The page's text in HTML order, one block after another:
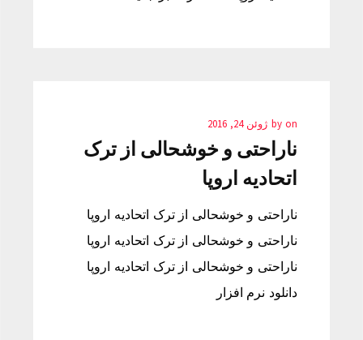
by on ژوئن 24, 2016
ناراحتی و خوشحالی از ترک
اتحادیه اروپا‎
دانلود نرم افزار